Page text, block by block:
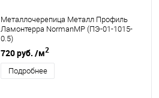
Металлочерепица Металл Профиль
Ламонтерра NormanMP (ПЭ-01-1015-
0.5)
720 руб. /м2
Подробнее